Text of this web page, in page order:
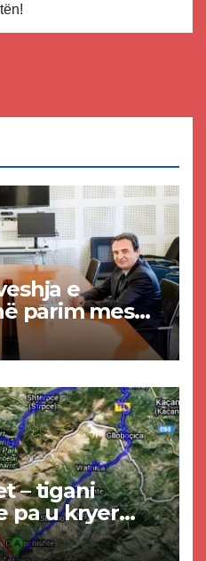
e
parim mes
– tigani
pa u kryer
komuna e